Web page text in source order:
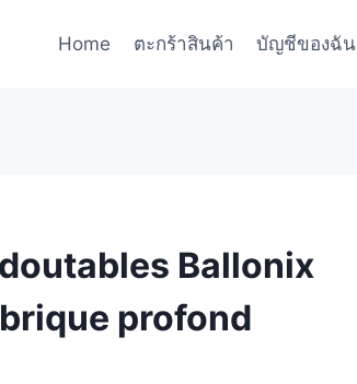
Home ตะกร้าสินค้า บัญชีของฉัน
Ballonix
profond